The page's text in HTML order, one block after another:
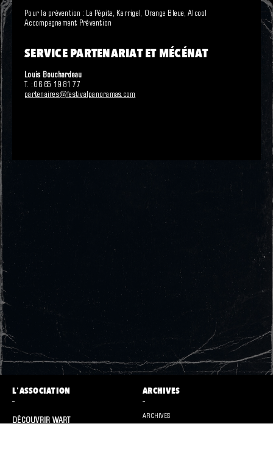
Pour la prévention : La Pépite, Karrigel, Orange Bleue, Alcool
Accompagnement Prévention
SERVICE PARTENARIAT ET MÉCÉNAT
Louis Bouchardeau
T. : 06 65 19 81 77
partenaires@festivalpanoramas.com
L'ASSOCIATION
DÉCOUVRIR WART
ARCHIVES
ARCHIVES